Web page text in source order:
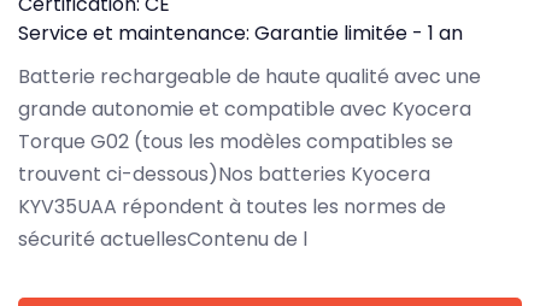
Service et maintenance: Garantie limitée - 1 an
Batterie rechargeable de haute qualité avec une
grande autonomie et compatible avec Kyocera
Torque G02 (tous les modèles compatibles se
trouvent ci-dessous)Nos batteries Kyocera
KYV35UAA répondent à toutes les normes de
sécurité actuellesContenu de l